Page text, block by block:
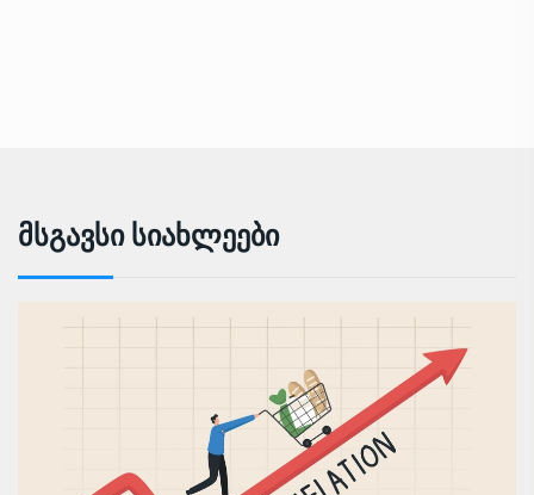
Მსგავსი Სიახლეები